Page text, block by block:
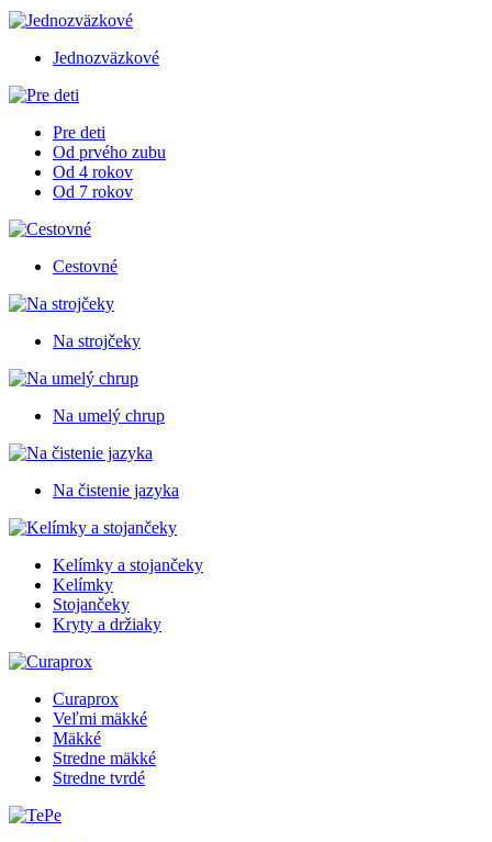
Jednozväzkové
Pre deti
Od prvého zubu
Od 4 rokov
Od 7 rokov
Cestovné
Na strojčeky
Na umelý chrup
Na čistenie jazyka
Kelímky a stojančeky
Kelímky
Stojančeky
Kryty a držiaky
Curaprox
Veľmi mäkké
Mäkké
Stredne mäkké
Stredne tvrdé